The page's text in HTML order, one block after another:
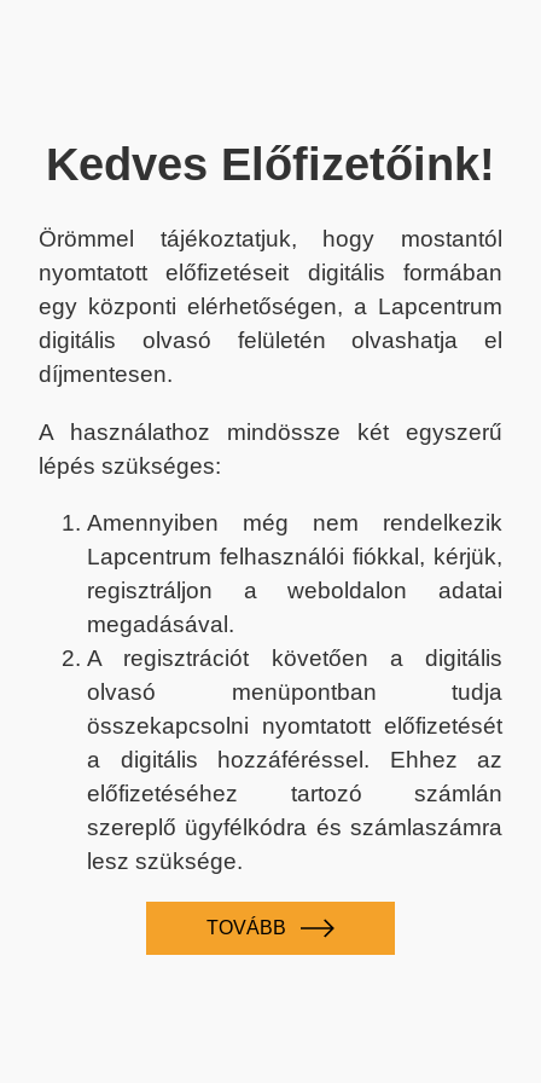
Kedves Előfizetőink!
Örömmel tájékoztatjuk, hogy mostantól
nyomtatott előfizetéseit digitális formában
egy központi elérhetőségen, a Lapcentrum
digitális olvasó felületén olvashatja el
díjmentesen.
A használathoz mindössze két egyszerű
lépés szükséges:
Amennyiben még nem rendelkezik
Lapcentrum felhasználói fiókkal, kérjük,
regisztráljon a weboldalon adatai
megadásával.
A regisztrációt követően a digitális
olvasó menüpontban tudja
összekapcsolni nyomtatott előfizetését
a digitális hozzáféréssel. Ehhez az
előfizetéséhez tartozó számlán
szereplő ügyfélkódra és számlaszámra
lesz szüksége.
TOVÁBB